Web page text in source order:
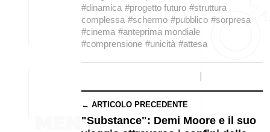
#dinamica #progetto futuro #struttura
complessa #schermo #pubblico #sorpresa
#cinema #anteprima mondiale
#comprensione #unicità #attesa
← ARTICOLO PRECEDENTE
"Substance": Demi Moore e il suo